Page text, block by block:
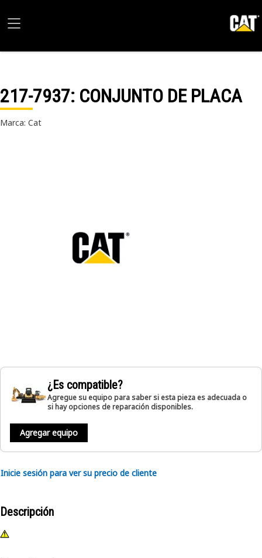
217-7937: CONJUNTO DE PLACA
Marca: Cat
¿Es compatible?
Agregue su equipo para saber si esta pieza es adecuada o
si hay opciones de reparación disponibles.
Agregar equipo
Inicie sesión para ver su precio de cliente
Descripción